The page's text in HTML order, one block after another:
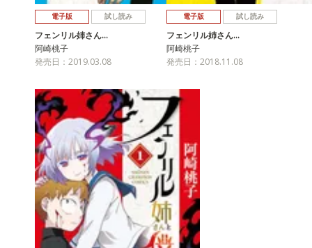
電子版 試し読み
フェンリル姉さん…
阿崎桃子
発売日：2019.03.08
電子版 試し読み
フェンリル姉さん…
阿崎桃子
発売日：2018.11.08